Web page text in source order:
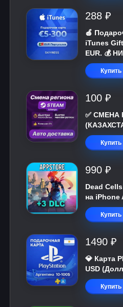
288 ₽
🍎
iTunes
EUR. 💰
Купить
100 ₽
✅ СМЕНА
Купить
990 ₽
Dead
на iPhone
Купить
1490 ₽
💎 Карта
USD
Купить